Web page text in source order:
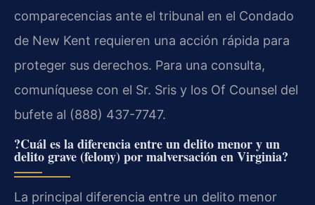
comparecencias ante el tribunal en el Condado
de New Kent requieren una acción rápida para
proteger sus derechos. Para una consulta,
comuníquese con el Sr. Sris y los Of Counsel del
bufete al (888) 437-7747.
?Cuál es la diferencia entre un delito menor y un
delito grave (felony) por malversación en Virginia?
La principal diferencia entre un delito menor